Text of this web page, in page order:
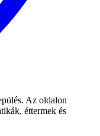
Az oldalon
éttermek és